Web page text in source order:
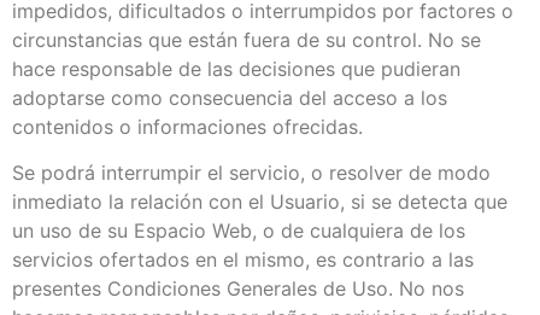
impedidos, dificultados o interrumpidos por factores o
circunstancias que están fuera de su control. No se
hace responsable de las decisiones que pudieran
adoptarse como consecuencia del acceso a los
contenidos o informaciones ofrecidas.
Se podrá interrumpir el servicio, o resolver de modo
inmediato la relación con el Usuario, si se detecta que
un uso de su Espacio Web, o de cualquiera de los
servicios ofertados en el mismo, es contrario a las
presentes Condiciones Generales de Uso. No nos